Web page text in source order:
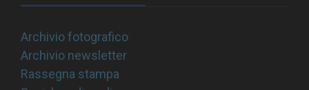
Archivio fotografico
Archivio newsletter
Rassegna stampa